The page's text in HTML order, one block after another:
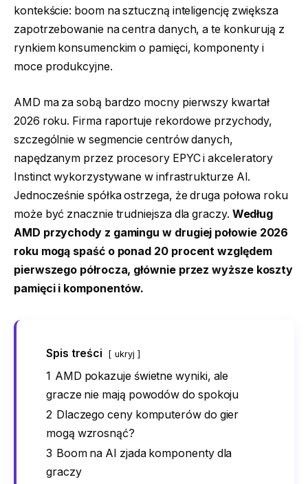
kontekście: boom na sztuczną inteligencję zwiększa
zapotrzebowanie na centra danych, a te konkurują z
rynkiem konsumenckim o pamięci, komponenty i
moce produkcyjne.
AMD ma za sobą bardzo mocny pierwszy kwartał
2026 roku. Firma raportuje rekordowe przychody,
szczególnie w segmencie centrów danych,
napędzanym przez procesory EPYC i akceleratory
Instinct wykorzystywane w infrastrukturze AI.
Jednocześnie spółka ostrzega, że druga połowa roku
może być znacznie trudniejsza dla graczy. Według
AMD przychody z gamingu w drugiej połowie 2026
roku mogą spaść o ponad 20 procent względem
pierwszego półrocza, głównie przez wyższe koszty
pamięci i komponentów.
Spis treści ukryj
1 AMD pokazuje świetne wyniki, ale
gracze nie mają powodów do spokoju
2 Dlaczego ceny komputerów do gier
mogą wzrosnąć?
3 Boom na AI zjada komponenty dla
graczy